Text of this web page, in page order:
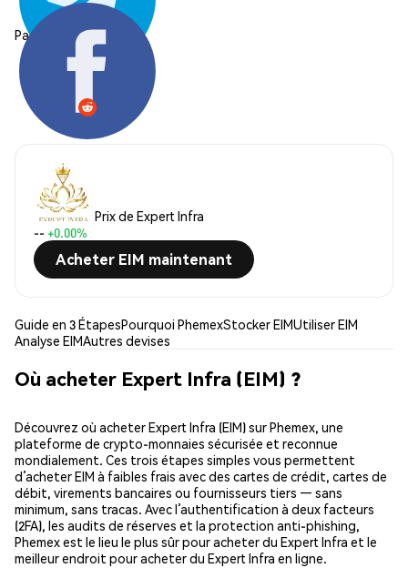
Partager:
Prix de Expert Infra
-- +0.00%
Acheter EIM maintenant
Guide en 3 ÉtapesPourquoi PhemexStocker EIMUtiliser EIM
Analyse EIMAutres devises
Où acheter Expert Infra (EIM) ?
Découvrez où acheter Expert Infra (EIM) sur Phemex, une
plateforme de crypto-monnaies sécurisée et reconnue
mondialement. Ces trois étapes simples vous permettent
d’acheter EIM à faibles frais avec des cartes de crédit, cartes de
débit, virements bancaires ou fournisseurs tiers — sans
minimum, sans tracas. Avec l’authentification à deux facteurs
(2FA), les audits de réserves et la protection anti-phishing,
Phemex est le lieu le plus sûr pour acheter du Expert Infra et le
meilleur endroit pour acheter du Expert Infra en ligne.